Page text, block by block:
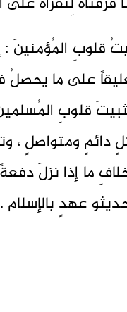
قلوبِ المُؤمنينَ :
على ما
قلوبِ
بشكلٍ دائمٍ ومتواصلٍ
ما إذا نزلَ
عهدٍ بالإسلام .